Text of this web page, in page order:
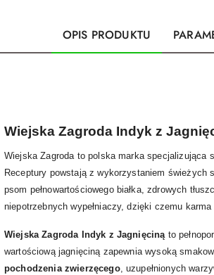
OPIS PRODUKTU
Wiejska Zagroda Indyk z
Wiejska Zagroda to polska marka specjalizująca
Receptury powstają z wykorzystaniem świeżych
psom pełnowartościowego białka, zdrowych
niepotrzebnych wypełniaczy, dzięki czemu
Wiejska Zagroda Indyk z Jagnięcinąto
wartościową jagnięciną zapewnia wysoką
pochodzenia zwierzęcego, uzupełnionych